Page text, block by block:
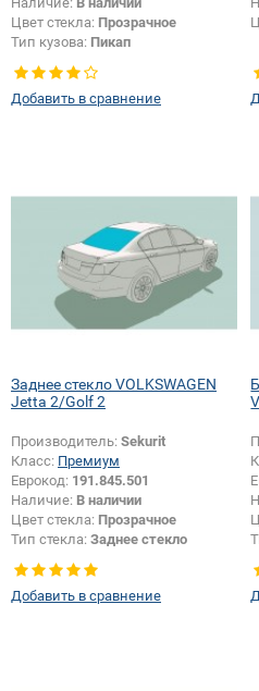
Цвет стекла: Прозрачное
Тип кузова: Пикап
правое
Добавить в сравнение
Заднее стекло VOLKSWAGEN
Jetta 2/Golf 2
Производитель: Sekurit
Класс: Премиум
Еврокод: 191.845.501
Наличие: В наличии
Цвет стекла: Прозрачное
Тип стекла: Заднее стекло
Добавить в сравнение